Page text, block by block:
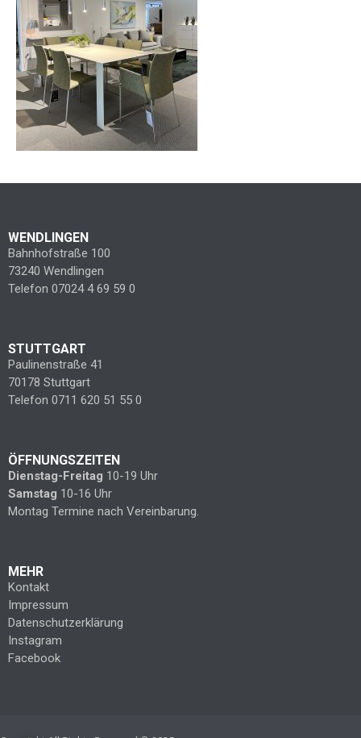
WENDLINGEN
Bahnhofstraße 100
73240 Wendlingen
Telefon 07024 4 69 59 0
STUTTGART
Paulinenstraße 41
70178 Stuttgart
Telefon 0711 620 51 55 0
ÖFFNUNGSZEITEN
Dienstag-Freitag 10-19 Uhr
Samstag 10-16 Uhr
Montag Termine nach Vereinbarung.
MEHR
Kontakt
Impressum
Datenschutzerklärung
Instagram
Facebook